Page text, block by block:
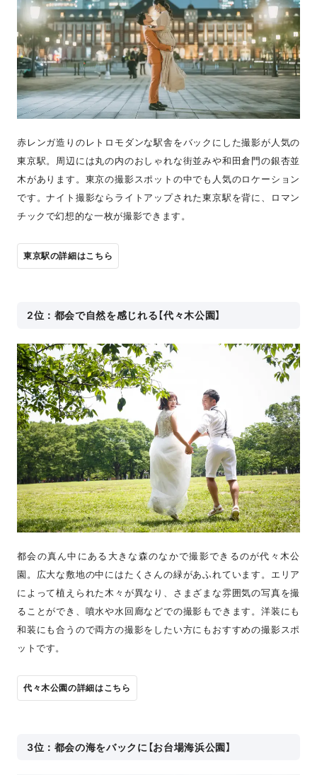
赤レンガ造りのレトロモダンな駅舎をバックにした撮影が人気の
東京駅。周辺には丸の内のおしゃれな街並みや和田倉門の銀杏並
木があります。東京の撮影スポットの中でも人気のロケーション
です。ナイト撮影ならライトアップされた東京駅を背に、ロマン
チックで幻想的な一枚が撮影できます。
東京駅の詳細はこちら
2位：都会で自然を感じれる【代々木公園】
都会の真ん中にある大きな森のなかで撮影できるのが代々木公
園。広大な敷地の中にはたくさんの緑があふれています。エリア
によって植えられた木々が異なり、さまざまな雰囲気の写真を撮
ることができ、噴水や水回廊などでの撮影もできます。洋装にも
和装にも合うので両方の撮影をしたい方にもおすすめの撮影スポ
ットです。
代々木公園の詳細はこちら
3位：都会の海をバックに【お台場海浜公園】